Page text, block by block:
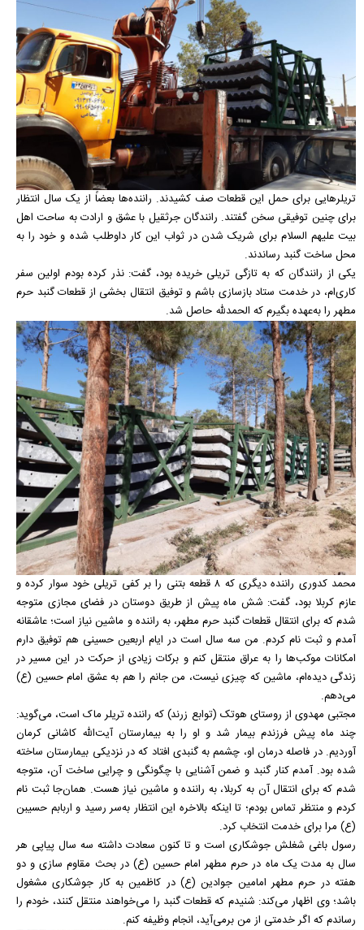
تریلر‌هایی برای حمل این قطعات صف کشیدند. راننده‌ها بعضاً از یک سال انتظار
برای چنین توفیقی سخن گفتند. رانندگان جرثقیل با عشق و ارادت به ساحت اهل
بیت علیهم السلام برای شریک شدن در ثواب این کار داوطلب شده و خود را به
محل ساخت گنبد رساندند.
یکی از رانندگان که به تازگی تریلی خریده بود، گفت: نذر کرده بودم اولین سفر
کاری‌ام، در خدمت ستاد بازسازی باشم و توفیق انتقال بخشی از قطعات گنبد حرم
مطهر را به‌عهده بگیرم که الحمدلله حاصل شد.
محمد کدوری راننده دیگری که ۸ قطعه بتنی را بر کفی تریلی خود سوار کرده و
عازم کربلا بود، گفت: شش ماه پیش از طریق دوستان در فضای مجازی متوجه
شدم که برای انتقال قطعات گنبد حرم مطهر، به راننده و ماشین نیاز است؛ عاشقانه
آمدم و ثبت نام کردم. من سه سال است در ایام اربعین حسینی هم توفیق دارم
امکانات موکب‌ها را به عراق منتقل کنم و برکات زیادی از حرکت در این مسیر در
زندگی دیده‌ام، ماشین که چیزی نیست، من جانم را هم به عشق امام حسین (ع)
می‌دهم.
مجتبی مهدوی از روستای هوتک (توابع زرند) که راننده تریلر ماک است، می‌گوید:
چند ماه پیش فرزندم بیمار شد و او را به بیمارستان آیت‌الله کاشانی کرمان
آوردیم. در فاصله درمان او، چشمم به گنبدی افتاد که در نزدیکی بیمارستان ساخته
شده بود. آمدم کنار گنبد و ضمن آشنایی با چگونگی و چرایی ساخت آن، متوجه
شدم که برای انتقال آن به کربلا، به راننده و ماشین نیاز هست. همان‌جا ثبت نام
کردم و منتظر تماس بودم؛ تا اینکه بالاخره این انتظار به‌سر رسید و اربابم حسیبن
(ع) مرا برای خدمت انتخاب کرد.
رسول باغی شغلش جوشکاری است و تا کنون سعادت داشته سه سال پیاپی هر
سال به مدت یک ماه در حرم مطهر امام حسین (ع) در بحث مقاوم سازی و دو
هفته در حرم مطهر امامین جوادین (ع) در کاظمین به کار جوشکاری مشغول
باشد؛ وی اظهار می‌کند: شنیدم که قطعات گنبد را می‌خواهند منتقل کنند، خودم را
رساندم که اگر خدمتی از من بر‌می‌آید، انجام وظیفه کنم.